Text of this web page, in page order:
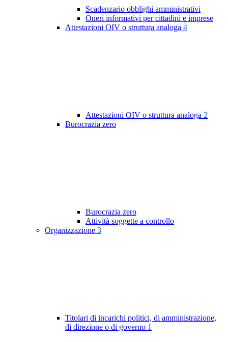
Scadenzario obblighi amministrativi
Oneri informativi per cittadini e imprese
Attestazioni OIV o struttura analoga 4
Attestazioni OIV o struttura analoga 2
Burocrazia zero
Burocrazia zero
Attività soggette a controllo
Organizzazione 3
Titolari di incarichi politici, di amministrazione,
di direzione o di governo 1